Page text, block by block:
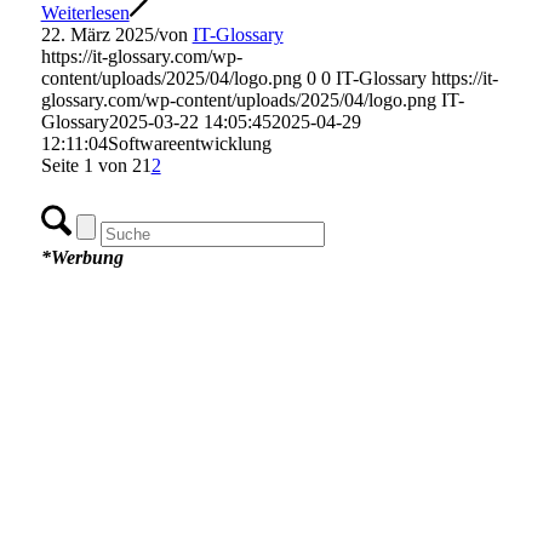
Weiterlesen
22. März 2025/von IT-Glossary
https://it-glossary.com/wp-
content/uploads/2025/04/logo.png 0 0 IT-Glossary https://it-
glossary.com/wp-content/uploads/2025/04/logo.png IT-
Glossary2025-03-22 14:05:452025-04-29
12:11:04Softwareentwicklung
Seite 1 von 21 2
*Werbung